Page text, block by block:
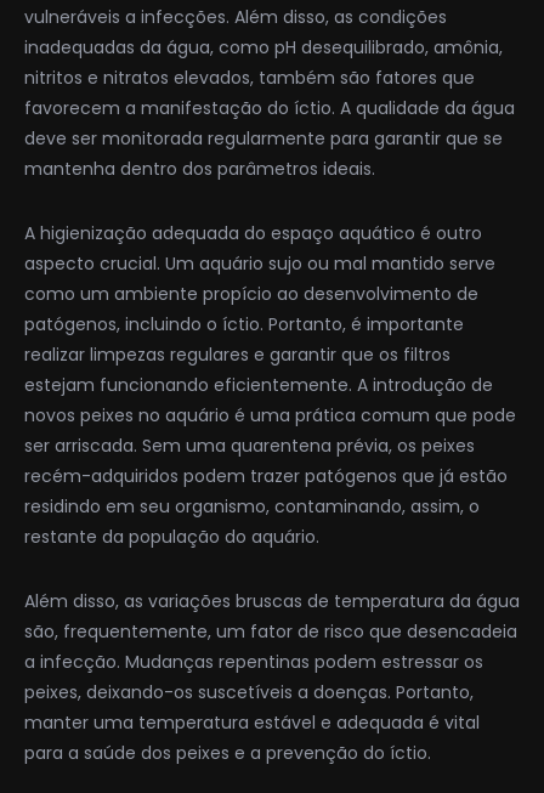
vulneráveis a infecções. Além disso, as condições
inadequadas da água, como pH desequilibrado, amônia,
nitritos e nitratos elevados, também são fatores que
favorecem a manifestação do íctio. A qualidade da água
deve ser monitorada regularmente para garantir que se
mantenha dentro dos parâmetros ideais.
A higienização adequada do espaço aquático é outro
aspecto crucial. Um aquário sujo ou mal mantido serve
como um ambiente propício ao desenvolvimento de
patógenos, incluindo o íctio. Portanto, é importante
realizar limpezas regulares e garantir que os filtros
estejam funcionando eficientemente. A introdução de
novos peixes no aquário é uma prática comum que pode
ser arriscada. Sem uma quarentena prévia, os peixes
recém-adquiridos podem trazer patógenos que já estão
residindo em seu organismo, contaminando, assim, o
restante da população do aquário.
Além disso, as variações bruscas de temperatura da água
são, frequentemente, um fator de risco que desencadeia
a infecção. Mudanças repentinas podem estressar os
peixes, deixando-os suscetíveis a doenças. Portanto,
manter uma temperatura estável e adequada é vital
para a saúde dos peixes e a prevenção do íctio.